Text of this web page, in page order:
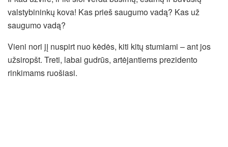
valstybininkų kova! Kas prieš saugumo vadą? Kas už
saugumo vadą?
Vieni nori jį nuspirt nuo kėdės, kiti kitų stumiami – ant jos
užsiropšt. Treti, labai gudrūs, artėjantiems prezidento
rinkimams ruošiasi.